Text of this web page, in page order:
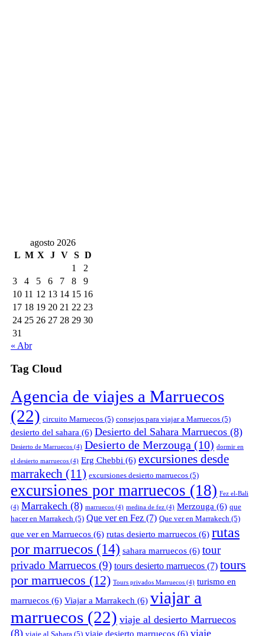
agosto 2026
L M X J V S D
1
2
3
4 5 6 7 8
9
10 11 12 13 14 15 16
17 18 19 20 21 22 23
24 25 26 27 28 29 30
31
« Abr
Tag Cloud
Agencia de viajes a Marruecos
(22) circuito Marruecos (5) consejos para viajar a Marruecos (5)
desierto del sahara (6) Desierto del Sahara Marruecos (8)
Desierto de Marruecos (4) Desierto de Merzouga (10) dormir en
el desierto marruecos (4) Erg Chebbi (6) excursiones desde
marrakech (11) excursiones desierto marruecos (5)
excursiones por marruecos (18) Fez el-Bali
(4) Marrakech (8) marruecos (4) medina de fez (4) Merzouga (6) que
hacer en Marrakech (5) Que ver en Fez (7) Que ver en Marrakech (5)
que ver en Marruecos (6) rutas desierto marruecos (6) rutas
por marruecos (14) sahara marruecos (6) tour
privado Marruecos (9) tours desierto marruecos (7) tours
por marruecos (12) Tours privados Marruecos (4) turismo en
marruecos (6) Viajar a Marrakech (6) viajar a
marruecos (22) viaje al desierto Marruecos
(8) viaje al Sahara (5) viaje desierto marruecos (6) viaje